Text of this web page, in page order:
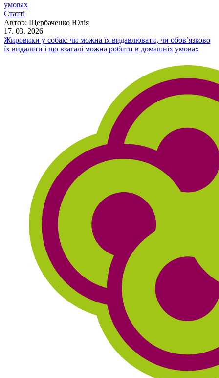
Статті
Автор: Щербаченко Юлія
17. 03. 2026
Жировики у собак: чи можна їх видавлювати, чи обов’язково
їх видаляти і що взагалі можна робити в домашніх умовах